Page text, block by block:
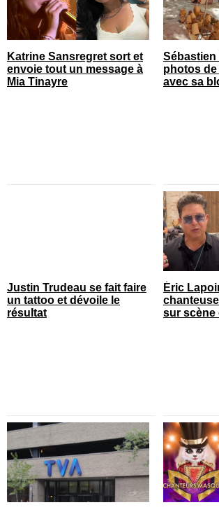
Katrine Sansregret sort et
envoie tout un message à
Mia Tinayre
Sébastien
photos
avec sa
Justin Trudeau se fait faire
un tattoo et dévoile le
résultat
Éric
sur scène